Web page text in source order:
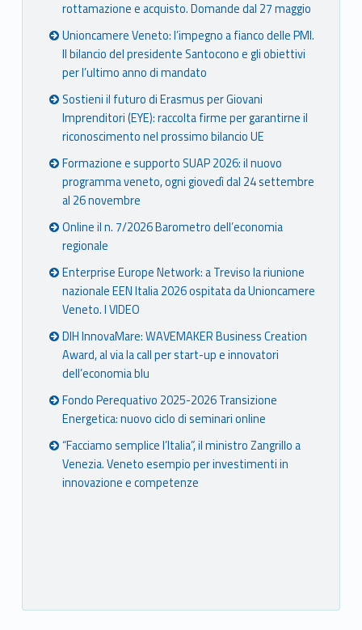
rottamazione e acquisto. Domande dal 27 maggio
Unioncamere Veneto: l’impegno a fianco delle PMI.
Il bilancio del presidente Santocono e gli obiettivi
per l’ultimo anno di mandato
Sostieni il futuro di Erasmus per Giovani
Imprenditori (EYE): raccolta firme per garantirne il
riconoscimento nel prossimo bilancio UE
Formazione e supporto SUAP 2026: il nuovo
programma veneto, ogni giovedì dal 24 settembre
al 26 novembre
Online il n. 7/2026 Barometro dell’economia
regionale
Enterprise Europe Network: a Treviso la riunione
nazionale EEN Italia 2026 ospitata da Unioncamere
Veneto. I VIDEO
DIH InnovaMare: WAVEMAKER Business Creation
Award, al via la call per start-up e innovatori
dell’economia blu
Fondo Perequativo 2025-2026 Transizione
Energetica: nuovo ciclo di seminari online
“Facciamo semplice l’Italia”, il ministro Zangrillo a
Venezia. Veneto esempio per investimenti in
innovazione e competenze